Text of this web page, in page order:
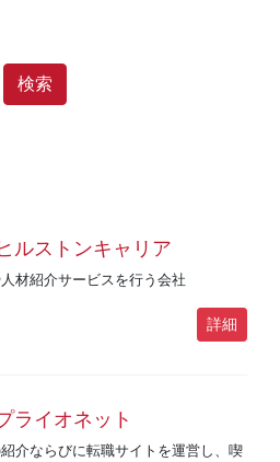
ルストンキャリア
材紹介サービスを行う会社
詳細
ライオネット
介ならびに転職サイトを運営し、喫